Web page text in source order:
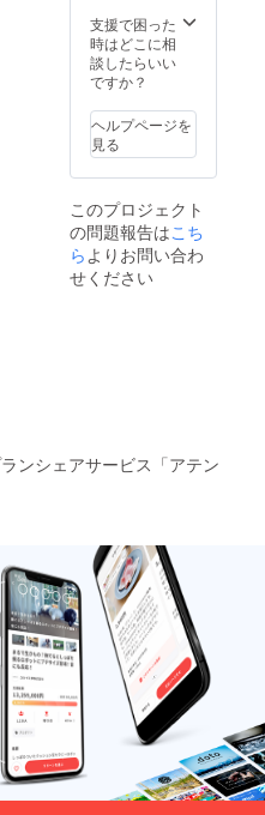
築とな
ります
が、初
期投資
サービ
スが拡
が高ま
ります
・今
後、イ
ンタ
効果で
す ・プ
は、ブ
ログな
どと一
緒で魅
力ある
コンテ
ンツに
改良し
ます
事項】
・フ
リー
ペー
都内の
協力コ
ス、こ
れから
制作予
定のア
テン
リー
ペー
などは
本番リ
リース
後の反
映とな
ります
・PR動
画や登
壇など
は順次
2019年
入りま
したら
公開さ
のご飲
食費は
全て実
費でお
ます ※
ドお試
し権の
リター
ン実行
は東京
都内に
て、
イベン
/09(土)
午後を
予定し
ていま
す。
方 ・
「アテ
ン
ダー」
盛り上
げてく
れる方
・東京
付近を
元気で
明るい
美女と
費でお
とは別
の場所
をアテ
ンドし
てもら
いま
す。 ※
アテン
ドお試
し権の
リター
ン実行
は東京
都内に
支援で困った
時はどこに相
談したらいい
ですか？
ヘルプページを
見る
このプロジェクト
の問題報告はこち
らよりお問い合わ
せください
ンシェアサービス「アテン